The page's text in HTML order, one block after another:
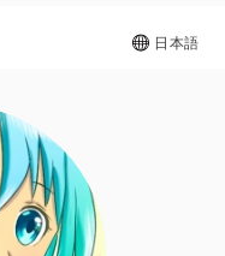
日本語